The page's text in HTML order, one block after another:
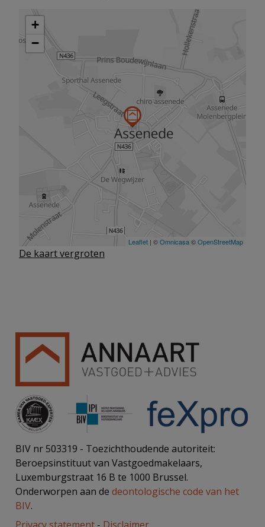
De kaart vergroten
BIV nr 503319 - Toezichthoudende autoriteit:
Beroepsinstituut van Vastgoedmakelaars,
Luxemburgstraat 16 B te 1000 Brussel.
Onderworpen aan de deontologische code van het
BIV.